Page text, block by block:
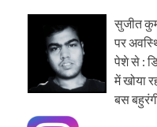
सुजीत
पर
पेशे से :
में खोया
बस